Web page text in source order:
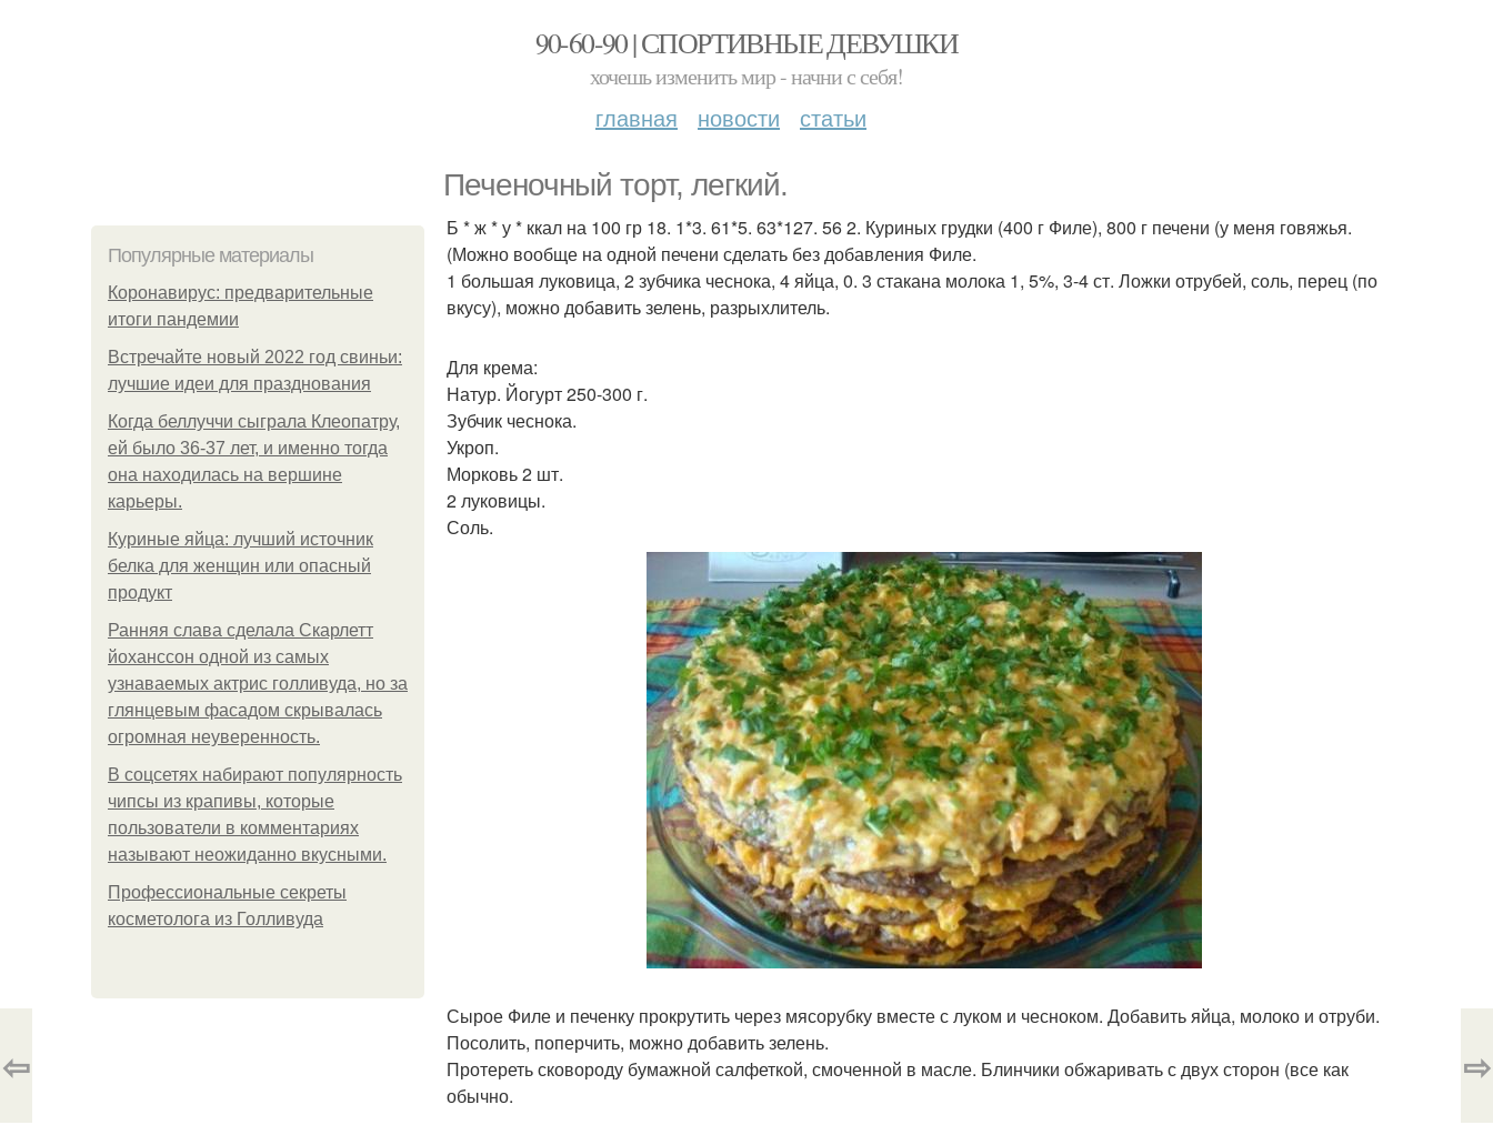
90-60-90 | СПОРТИВНЫЕ ДЕВУШКИ
хочешь изменить мир - начни с себя!
главная новости статьи
Печеночный торт, легкий.
Популярные материалы
Коронавирус: предварительные
итоги пандемии
Встречайте новый 2022 год свиньи:
лучшие идеи для празднования
Когда беллуччи сыграла Клеопатру,
ей было 36-37 лет, и именно тогда
она находилась на вершине
карьеры.
Куриные яйца: лучший источник
белка для женщин или опасный
продукт
Ранняя слава сделала Скарлетт
йоханссон одной из самых
узнаваемых актрис голливуда, но за
глянцевым фасадом скрывалась
огромная неуверенность.
В соцсетях набирают популярность
чипсы из крапивы, которые
пользователи в комментариях
называют неожиданно вкусными.
Профессиональные секреты
косметолога из Голливуда
Б * ж * у * ккал на 100 гр 18. 1*3. 61*5. 63*127. 56 2. Куриных грудки (400 г Филе), 800 г печени (у меня говяжья.
(Можно вообще на одной печени сделать без добавления Филе.
1 большая луковица, 2 зубчика чеснока, 4 яйца, 0. 3 стакана молока 1, 5%, 3-4 ст. Ложки отрубей, соль, перец (по
вкусу), можно добавить зелень, разрыхлитель.
Для крема:
Натур. Йогурт 250-300 г.
Зубчик чеснока.
Укроп.
Морковь 2 шт.
2 луковицы.
Соль.
Сырое Филе и печенку прокрутить через мясорубку вместе с луком и чесноком. Добавить яйца, молоко и отруби.
Посолить, поперчить, можно добавить зелень.
Протереть сковороду бумажной салфеткой, смоченной в масле. Блинчики обжаривать с двух сторон (все как
обычно.
⇦ ⇨